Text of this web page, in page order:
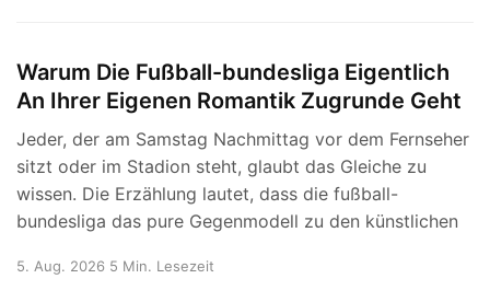
Warum Die Fußball-bundesliga Eigentlich
An Ihrer Eigenen Romantik Zugrunde Geht
Jeder, der am Samstag Nachmittag vor dem Fernseher
sitzt oder im Stadion steht, glaubt das Gleiche zu
wissen. Die Erzählung lautet, dass die fußball-
bundesliga das pure Gegenmodell zu den künstlichen
5. Aug. 2026 5 Min. Lesezeit